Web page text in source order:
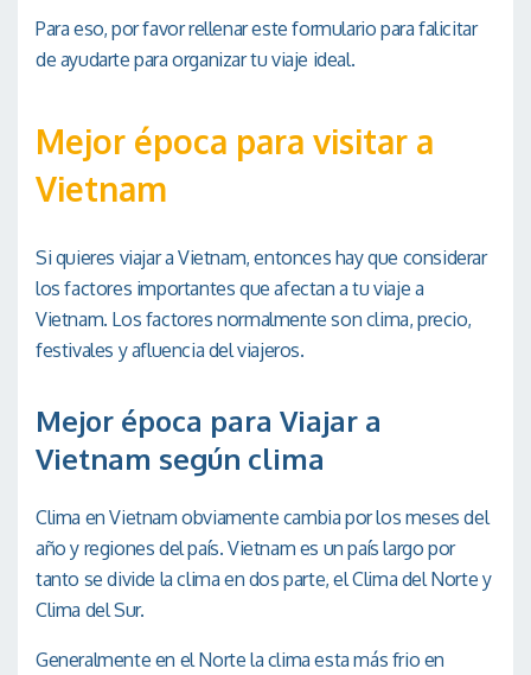
Para eso, por favor rellenar este formulario para falicitar
de ayudarte para organizar tu viaje ideal.
Mejor época para visitar a
Vietnam
Si quieres viajar a Vietnam, entonces hay que considerar
los factores importantes que afectan a tu viaje a
Vietnam. Los factores normalmente son clima, precio,
festivales y afluencia del viajeros.
Mejor época para Viajar a
Vietnam según clima
Clima en Vietnam obviamente cambia por los meses del
año y regiones del país. Vietnam es un país largo por
tanto se divide la clima en dos parte, el Clima del Norte y
Clima del Sur.
Generalmente en el Norte la clima esta más frio en